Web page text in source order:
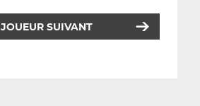
JOUEUR SUIVANT